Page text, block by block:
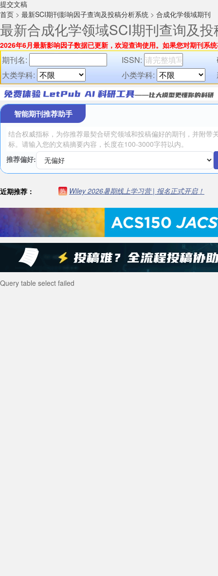
提交文稿
首页 > 最新SCI期刊影响因子查询及投稿分析系统 > 合成化学领域期刊
最新合成化学领域SCI期刊查询及
2026年6月最新影响因子数据已更新，欢迎查询使用。 如果您对期刊系
期刊名: ISSN:
大类学科:
小类学科:
智能期刊推荐助手
推荐偏好:
近期推荐： 热 Wiley 2026暑期线上学习营 | 报名正式开启！
Query table select failed